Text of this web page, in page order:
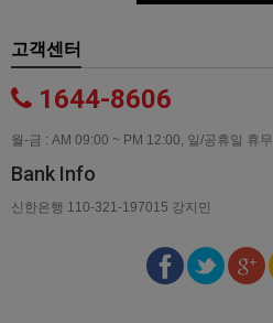
고객센터
1644-8606
월-금 : AM 09:00 ~ PM 12:00, 일/공휴일 휴무
Bank Info
신한은행 110-321-197015 강지민